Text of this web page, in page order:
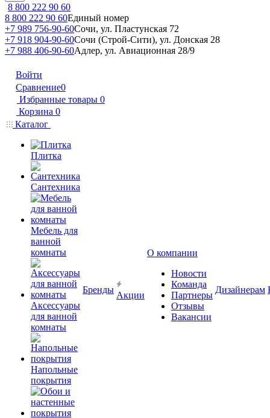
8 800 222 90 60
8 800 222 90 60Единый номер
+7 989 756-90-60Сочи, ул. Пластунская 72
+7 918 904-90-60Сочи (Строй-Сити), ул. Донская 28
+7 988 406-90-60Адлер, ул. Авиационная 28/9
Войти
Сравнение0
Избранные товары 0
Корзина 0
Каталог
Плитка
Сантехника
Мебель для
ванной
комнаты
Аксессуары
для ванной
комнаты
Напольные
покрытия
Бренды
Акции
О компании
Новости
Команда
Партнеры
Отзывы
Вакансии
Дизайнерам